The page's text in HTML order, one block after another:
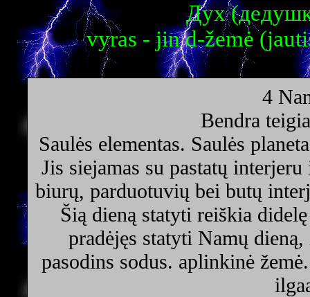
Дух
vyras - jin d-žemė
4
Bendra
Saulės elementas. Saulės
Jis siejamas su pastatų
biurų, parduotuvių bei butų
Šią dieną statyti reiškia
pradėjęs statyti Namų
pasodins sodus. aplinkinė